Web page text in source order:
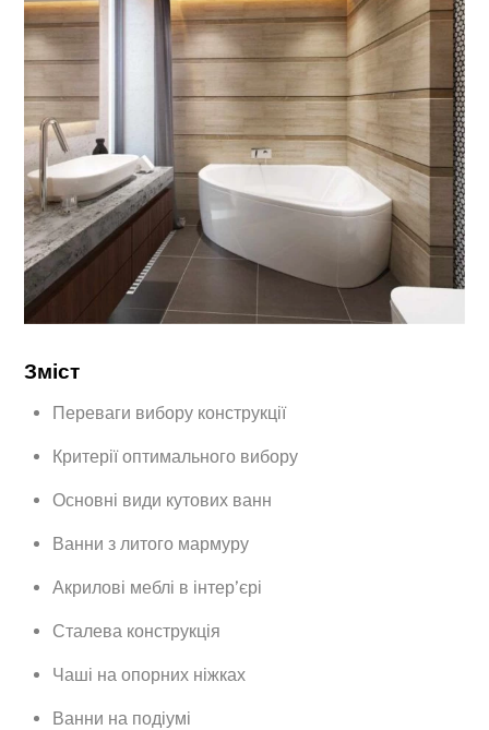
Зміст
Переваги вибору конструкції
Критерії оптимального вибору
Основні види кутових ванн
Ванни з литого мармуру
Акрилові меблі в інтер’єрі
Сталева конструкція
Чаші на опорних ніжках
Ванни на подіумі